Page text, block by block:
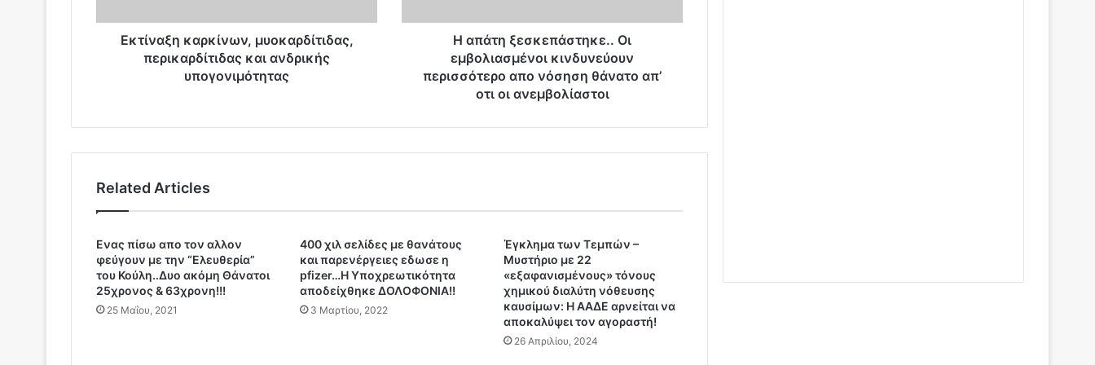
κ
,
υ
ο
α
ρ
δ
ί
τ
Εκτίναξη καρκίνων, μυοκαρδίτιδας,
περικαρδίτιδας και ανδρικής
υπογονιμότητας
σ
κ
.
ι
ε
μ
β
Η απάτη ξεσκεπάστηκε.. Oι
εμβολιασμένοι κινδυνεύουν
περισσότερο απo νόσηση θάνατο απ’
oτι οι ανεμβολίαστοι
Related Articles
Ενας πίσω απο τον αλλον
φεύγουν με την “Ελευθερία”
του Κούλη..Δυο ακόμη Θάνατοι
25χρονος & 63χρονη!!!
25 Μαΐου, 2021
400 χιλ σελίδες με θανάτους
και παρενέργειες εδωσε η
pfizer…Η Υποχρεωτικότητα
αποδείχθηκε ΔΟΛΟΦΟΝΙΑ!!
3 Μαρτίου, 2022
Έγκλημα των Τεμπών –
Μυστήριο με 22
«εξαφανισμένους» τόνους
χημικού διαλύτη νόθευσης
καυσίμων: Η ΑΑΔΕ αρνείται να
αποκαλύψει τον αγοραστή!
26 Απριλίου, 2024